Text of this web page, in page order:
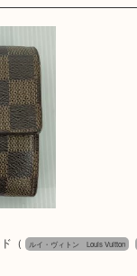
（ ルイ・ヴィトン Louis Vuitton